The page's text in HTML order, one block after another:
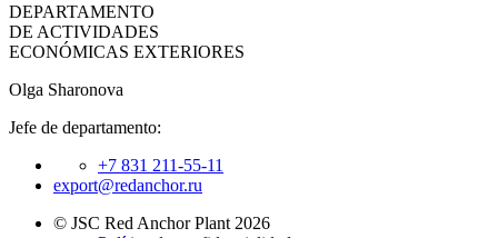
DEPARTAMENTO
DE ACTIVIDADES
ECONÓMICAS EXTERIORES
Olga Sharonova
Jefe de departamento:
+7 831 211-55-11
export@redanchor.ru
© JSC Red Anchor Plant 2026